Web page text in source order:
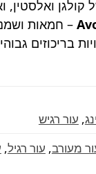
קולגן
– חמאות
בריכוזים
, עור רגיש
מעורב, עור רגיל,